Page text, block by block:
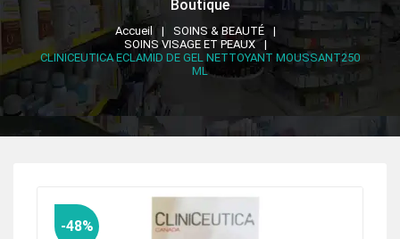
Boutique
Accueil
SOINS & BEAUTÉ
SOINS VISAGE ET PEAUX
CLINICEUTICA ECLAMID DE GEL NETTOYANT MOUSSANT250
ML
-48%